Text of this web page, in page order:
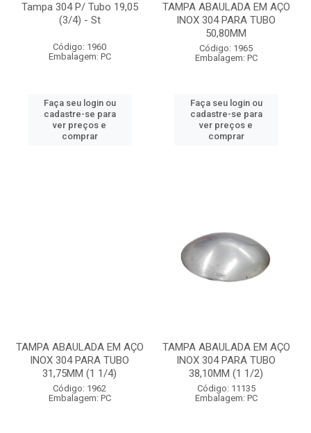
Tampa 304 P/ Tubo 19,05
(3/4) - St
Código: 1960
Embalagem: PC
Faça seu login ou
cadastre-se para
ver preços e
comprar
TAMPA ABAULADA EM AÇO
INOX 304 PARA TUBO
50,80MM
Código: 1965
Embalagem: PC
Faça seu login ou
cadastre-se para
ver preços e
comprar
TAMPA ABAULADA EM AÇO
INOX 304 PARA TUBO
31,75MM (1 1/4)
Código: 1962
Embalagem: PC
TAMPA ABAULADA EM AÇO
INOX 304 PARA TUBO
38,10MM (1 1/2)
Código: 11135
Embalagem: PC